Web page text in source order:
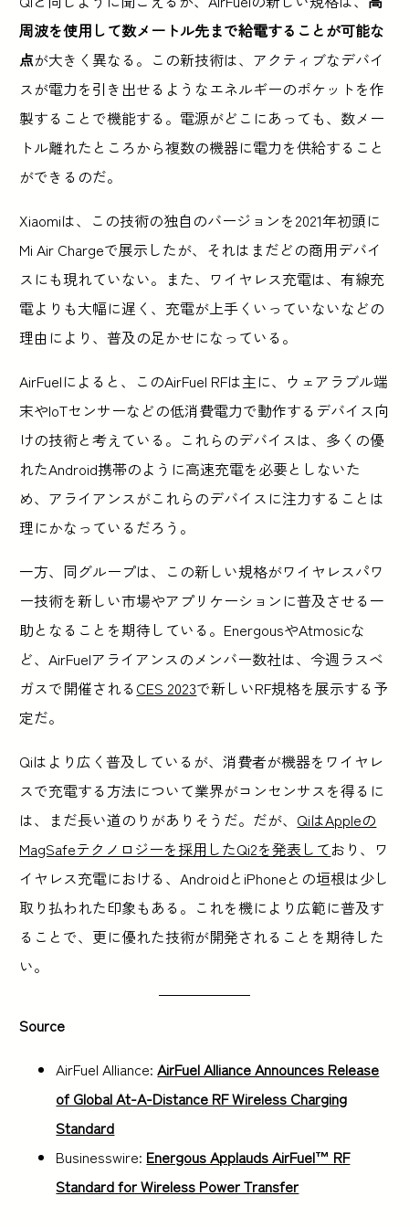
周波を使用して数メートル先まで給電することが可能な
点が大きく異なる。この新技術は、アクティブなデバイ
スが電力を引き出せるようなエネルギーのポケットを作
製することで機能する。電源がどこにあっても、数メー
トル離れたところから複数の機器に電力を供給すること
ができるのだ。
Xiaomiは、この技術の独自のバージョンを2021年初頭に
Mi Air Chargeで展示したが、それはまだどの商用デバイ
スにも現れていない。また、ワイヤレス充電は、有線充
電よりも大幅に遅く、充電が上手くいっていないなどの
理由により、普及の足かせになっている。
AirFuelによると、このAirFuel RFは主に、ウェアラブル端
末やIoTセンサーなどの低消費電力で動作するデバイス向
けの技術と考えている。これらのデバイスは、多くの優
れたAndroid携帯のように高速充電を必要としないた
め、アライアンスがこれらのデバイスに注力することは
理にかなっているだろう。
一方、同グループは、この新しい規格がワイヤレスパワ
ー技術を新しい市場やアプリケーションに普及させる一
助となることを期待している。EnergousやAtmosicな
ど、AirFuelアライアンスのメンバー数社は、今週ラスベ
ガスで開催されるCES 2023で新しいRF規格を展示する予
定だ。
Qiはより広く普及しているが、消費者が機器をワイヤレ
スで充電する方法について業界がコンセンサスを得るに
は、まだ長い道のりがありそうだ。だが、 QiはAppleの
MagSafeテクノロジーを採用したQi2を発表しており、ワ
イヤレス充電における、AndroidとiPhoneとの垣根は少し
取り払われた印象もある。これを機により広範に普及す
ることで、更に優れた技術が開発されることを期待した
い。
Source
AirFuel Alliance:AirFuel Alliance Announces Release
of Global At-A-Distance RF Wireless Charging
Standard
Businesswire: Energous Applauds AirFuel™ RF
Standard for Wireless Power Transfer